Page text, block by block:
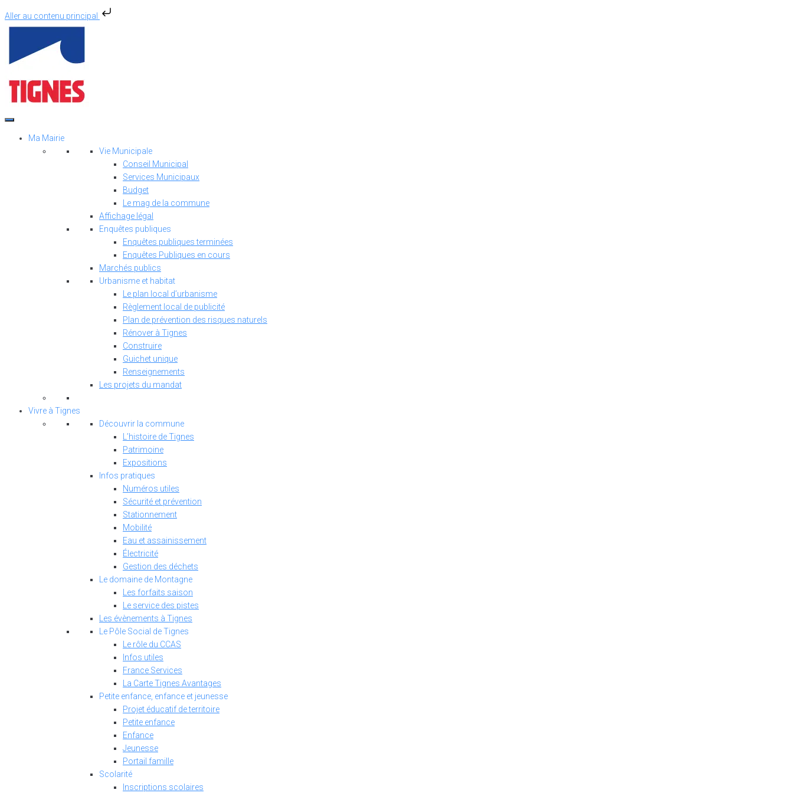
Aller au contenu principal
Aller
contenu
Ma Mairie
Vie Municipale
Conseil Municipal
Services Municipaux
Budget
Le mag de la commune
Affichage légal
Enquêtes publiques
Enquêtes publiques terminées
Enquêtes Publiques en cours
Marchés publics
Urbanisme et habitat
Le plan local d’urbanisme
Règlement local de publicité
Plan de prévention des risques naturels
Rénover à Tignes
Construire
Guichet unique
Renseignements
Les projets du mandat
Vivre à Tignes
Découvrir la commune
L’histoire de Tignes
Patrimoine
Expositions
Infos pratiques
Numéros utiles
Sécurité et prévention
Stationnement
Mobilité
Eau et assainissement
Électricité
Gestion des déchets
Le domaine de Montagne
Les forfaits saison
Le service des pistes
Les évènements à Tignes
Le Pôle Social de Tignes
Le rôle du CCAS
Infos utiles
France Services
La Carte Tignes Avantages
Petite enfance, enfance et jeunesse
Projet éducatif de territoire
Petite enfance
Enfance
Jeunesse
Portail famille
Scolarité
Inscriptions scolaires